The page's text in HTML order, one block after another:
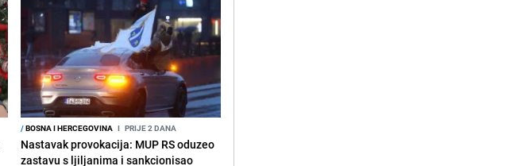
/BOSNA I HERCEGOVINA I PRIJE 2 DANA
Nastavak provokacija: MUP RS oduzeo
zastavu s ljiljanima i sankcionisao